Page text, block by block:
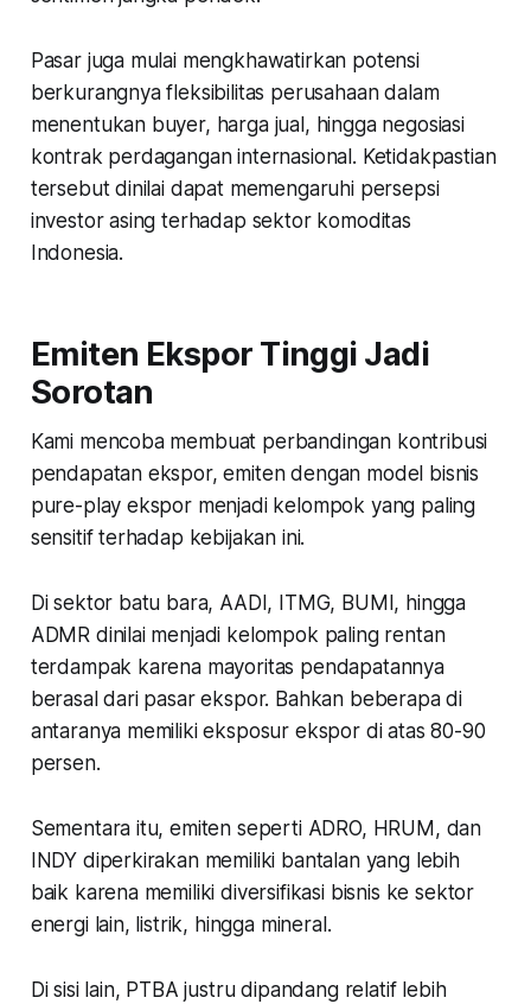
Pasar juga mulai mengkhawatirkan potensi
berkurangnya fleksibilitas perusahaan dalam
menentukan buyer, harga jual, hingga negosiasi
kontrak perdagangan internasional. Ketidakpastian
tersebut dinilai dapat memengaruhi persepsi
investor asing terhadap sektor komoditas
Indonesia.
Emiten Ekspor Tinggi Jadi
Sorotan
Kami mencoba membuat perbandingan kontribusi
pendapatan ekspor, emiten dengan model bisnis
pure-play ekspor menjadi kelompok yang paling
sensitif terhadap kebijakan ini.
Di sektor batu bara, AADI, ITMG, BUMI, hingga
ADMR dinilai menjadi kelompok paling rentan
terdampak karena mayoritas pendapatannya
berasal dari pasar ekspor. Bahkan beberapa di
antaranya memiliki eksposur ekspor di atas 80-90
persen.
Sementara itu, emiten seperti ADRO, HRUM, dan
INDY diperkirakan memiliki bantalan yang lebih
baik karena memiliki diversifikasi bisnis ke sektor
energi lain, listrik, hingga mineral.
Di sisi lain, PTBA justru dipandang relatif lebih